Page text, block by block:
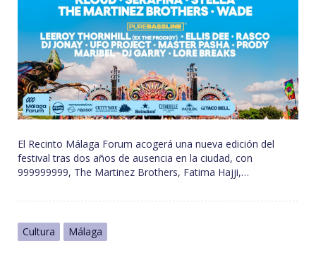
El Recinto Málaga Forum acogerá una nueva edición del
festival tras dos años de ausencia en la ciudad, con
999999999, The Martinez Brothers, Fatima Hajji,…
Cultura Málaga